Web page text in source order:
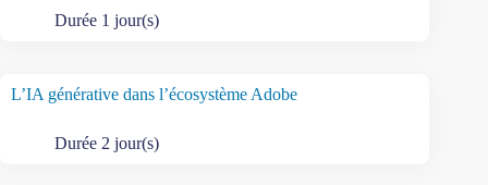
Durée 1 jour(s)
L’IA générative dans l’écosystème Adobe
Durée 2 jour(s)